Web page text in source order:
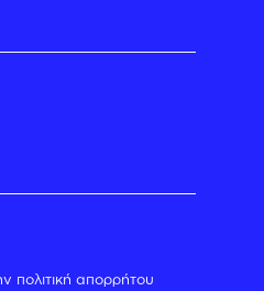
πολιτική απορρήτου